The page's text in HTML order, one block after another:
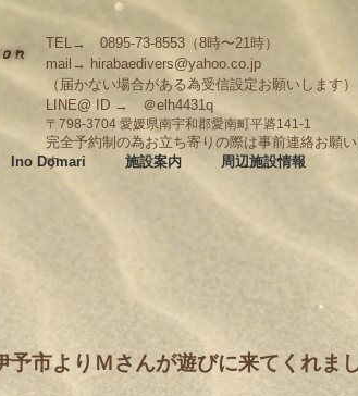
TEL→ 0895-73-8553（8時〜21時）
mail→ hirabaedivers@yahoo.co.jp
（届かない場合がある為受信設定お願いします）
LINE@ ID → ＠elh4431q
〒798-3704 愛媛県南宇和郡愛南町平碆141-1
完全予約制の為お立ち寄りの際は事前連絡お願い
す
Ino Domari 施設案内 周辺施設情報
市よりＭさんが遊びに来てくれま